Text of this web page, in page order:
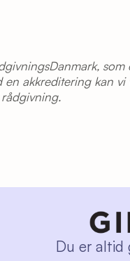
som
akkreditering kan vi
Du er altid